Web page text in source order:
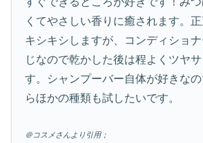
くてやさしい香りに癒されます。
キシキシしますが、コンディショ
じなので乾かした後は程よくツヤ
す。シャンプーバー自体が好きな
らほかの種類も試したいです。
＠コスメさんより引用；